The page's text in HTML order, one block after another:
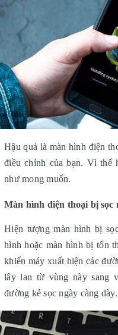
Hậu quả là màn hình điện
điều chỉnh của bạn. Vì thế
như mong muốn.
Màn hình điện thoại bị sọc
Hiện tượng màn hình bị
hình hoặc màn hình bị tổn
khiến máy xuất hiện các
lây lan từ vùng này sang
đường kẻ sọc ngày càng dày.